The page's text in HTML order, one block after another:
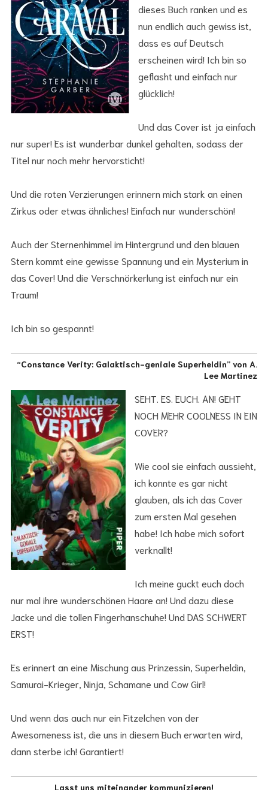
dieses Buch ranken und es
nun endlich auch gewiss ist,
dass es auf Deutsch
erscheinen wird! Ich bin so
geflasht und einfach nur
glücklich!
Und das Cover ist ja einfach
nur super! Es ist wunderbar dunkel gehalten, sodass der
Titel nur noch mehr hervorsticht!
Und die roten Verzierungen erinnern mich stark an einen
Zirkus oder etwas ähnliches! Einfach nur wunderschön!
Auch der Sternenhimmel im Hintergrund und den blauen
Stern kommt eine gewisse Spannung und ein Mysterium in
das Cover! Und die Verschnörkerlung ist einfach nur ein
Traum!
Ich bin so gespannt!
“Constance Verity: Galaktisch-geniale Superheldin” von A.
Lee Martinez
SEHT. ES. EUCH. AN! GEHT
NOCH MEHR COOLNESS IN EIN
COVER?
Wie cool sie einfach aussieht,
ich konnte es gar nicht
glauben, als ich das Cover
zum ersten Mal gesehen
habe! Ich habe mich sofort
verknallt!
Ich meine guckt euch doch
nur mal ihre wunderschönen Haare an! Und dazu diese
Jacke und die tollen Fingerhanschuhe! Und DAS SCHWERT
ERST!
Es erinnert an eine Mischung aus Prinzessin, Superheldin,
Samurai-Krieger, Ninja, Schamane und Cow Girl!
Und wenn das auch nur ein Fitzelchen von der
Awesomeness ist, die uns in diesem Buch erwarten wird,
dann sterbe ich! Garantiert!
Lasst uns miteinander kommunizieren!